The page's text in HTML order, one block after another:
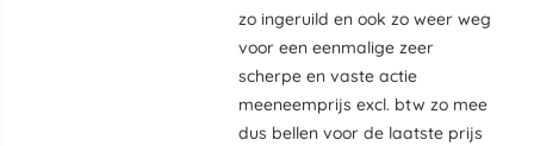
zo ingeruild en ook zo weer weg
voor een eenmalige zeer
scherpe en vaste actie
meeneemprijs excl. btw zo mee
dus bellen voor de laatste prijs